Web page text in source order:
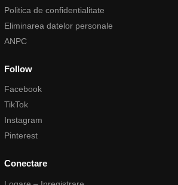
Politica de confidentialitate
Eliminarea datelor personale
ANPC
Follow
Facebook
TikTok
Instagram
Pinterest
Conectare